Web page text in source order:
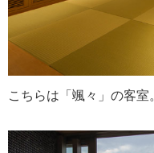
こちらは「颯々」の客室。